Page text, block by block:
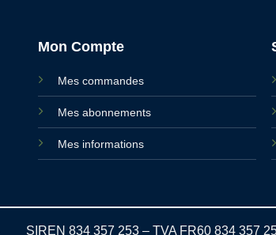
Mon Compte
Mes commandes
Mes abonnements
Mes informations
SIREN 834 357 253 – TVA FR60 834 357